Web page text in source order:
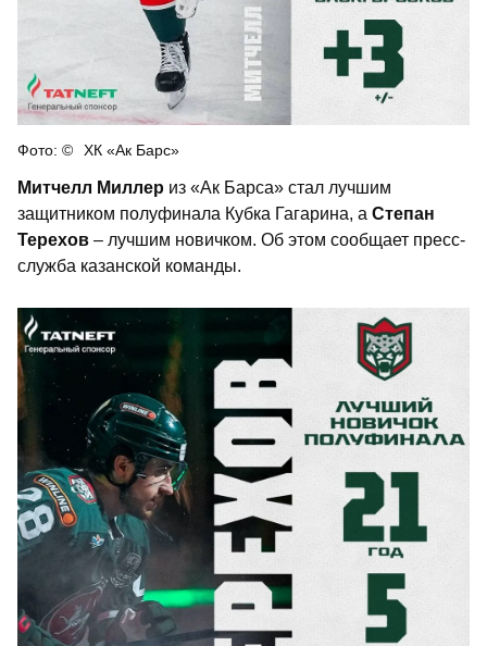
ХК «Ак Барс»
Митчелл Миллер из «Ак Барса» стал лучшим
защитником полуфинала Кубка Гагарина, а Степан
Терехов – лучшим новичком. Об этом сообщает пресс-
служба казанской команды.